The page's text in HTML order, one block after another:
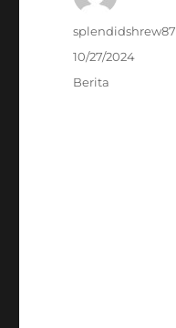
Author
splendidshrew87
Posted
10/27/2024
Categories
Berita